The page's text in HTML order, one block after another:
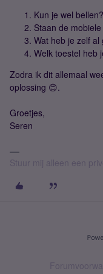
Kun je wel bellen?
Staan de
Wat heb je zelf
Welk toestel heb
Zodra ik dit allemaal
oplossing 😊.
Groetjes,
Seren
Stuur mij alleen een